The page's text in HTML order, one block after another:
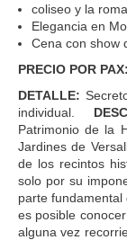
coliseo y la
Elegancia en
Cena con show
PRECIO POR PAX:
DETALLE:
individual.
Patrimonio de la
Jardines de
de los recintos
solo por su
parte
es posible
alguna vez